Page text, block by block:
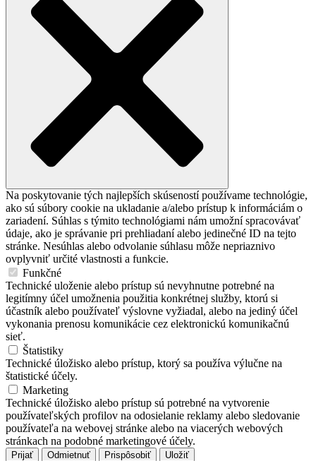
Na poskytovanie tých najlepších skúseností používame technológie,
ako sú súbory cookie na ukladanie a/alebo prístup k informáciám o
zariadení. Súhlas s týmito technológiami nám umožní spracovávať
údaje, ako je správanie pri prehliadaní alebo jedinečné ID na tejto
stránke. Nesúhlas alebo odvolanie súhlasu môže nepriaznivo
ovplyvniť určité vlastnosti a funkcie.
Funkčné
Technické uloženie alebo prístup sú nevyhnutne potrebné na
legitímny účel umožnenia použitia konkrétnej služby, ktorú si
účastník alebo používateľ výslovne vyžiadal, alebo na jediný účel
vykonania prenosu komunikácie cez elektronickú komunikačnú
sieť.
Štatistiky
Technické úložisko alebo prístup, ktorý sa používa výlučne na
štatistické účely.
Marketing
Technické úložisko alebo prístup sú potrebné na vytvorenie
používateľských profilov na odosielanie reklamy alebo sledovanie
používateľa na webovej stránke alebo na viacerých webových
stránkach na podobné marketingové účely.
Prijať Odmietnuť Prispôsobiť Uložiť